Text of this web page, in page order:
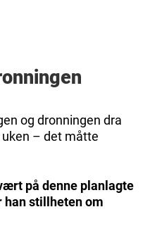
og dronningen dra
– det måtte
på denne planlagte
han stillheten om